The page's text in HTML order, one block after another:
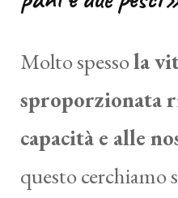
Molto spessola
sproporzionata
capacità e alle
questo cerchiamo